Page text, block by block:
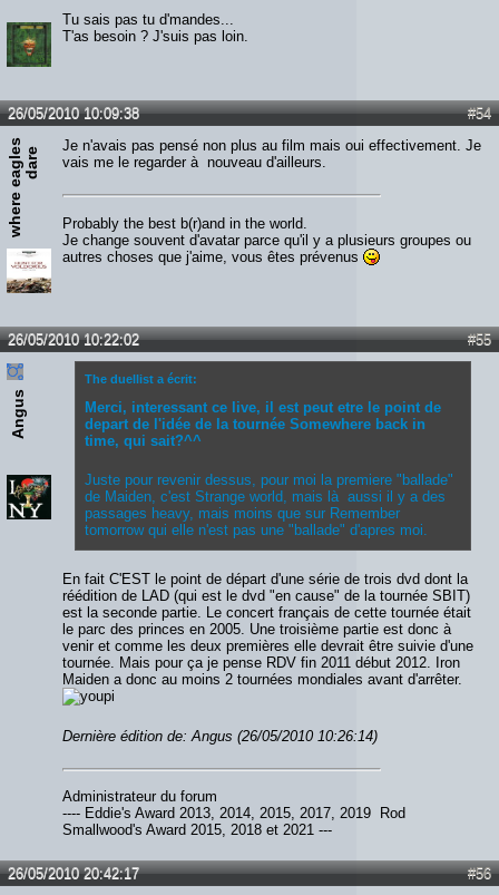
Tu sais pas tu d'mandes...
T'as besoin ? J'suis pas loin.
#54
26/05/2010 10:09:38
w
h
e
r
e
e
a
g
le
s
d
a
re
Je n'avais pas pensé non plus au film mais oui effectivement. Je
vais me le regarder à nouveau d'ailleurs.
Probably the best b(r)and in the world.
Je change souvent d'avatar parce qu'il y a plusieurs groupes ou
autres choses que j'aime, vous êtes prévenus
#55
26/05/2010 10:22:02
Angus
The duellist a écrit:
Merci, interessant ce live, il est peut etre le point de
depart de l'idée de la tournée Somewhere back in
time, qui sait?^^
Juste pour revenir dessus, pour moi la premiere "ballade"
de Maiden, c'est Strange world, mais là aussi il y a des
passages heavy, mais moins que sur Remember
tomorrow qui elle n'est pas une "ballade" d'apres moi.
En fait C'EST le point de départ d'une série de trois dvd dont la
réédition de LAD (qui est le dvd "en cause" de la tournée SBIT)
est la seconde partie. Le concert français de cette tournée était
le parc des princes en 2005. Une troisième partie est donc à
venir et comme les deux premières elle devrait être suivie d'une
tournée. Mais pour ça je pense RDV fin 2011 début 2012. Iron
Maiden a donc au moins 2 tournées mondiales avant d'arrêter.
Dernière édition de: Angus (26/05/2010 10:26:14)
Administrateur du forum
---- Eddie's Award 2013, 2014, 2015, 2017, 2019 Rod
Smallwood's Award 2015, 2018 et 2021 ---
#56
26/05/2010 20:42:17